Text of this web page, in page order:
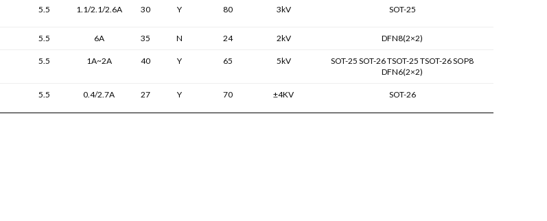
5.5 1.1/2.1/2.6A 30 Y 80 3kV SOT-25
5.5 6A 35 N 24 2kV DFN8(2×2)
5.5 1A~2A 40 Y 65 5kV
SOT-25 SOT-26 TSOT-25 TSOT-26 SOP8
DFN6(2×2)
5.5 0.4/2.7A 27 Y 70 ±4KV SOT-26